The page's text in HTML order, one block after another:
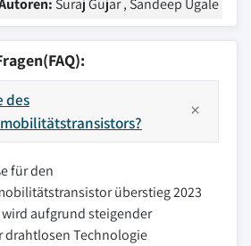
Suraj Gujar , Sandeep Ugale
des
für den
überstieg 2023
wird aufgrund steigender
drahtlosen Technologie